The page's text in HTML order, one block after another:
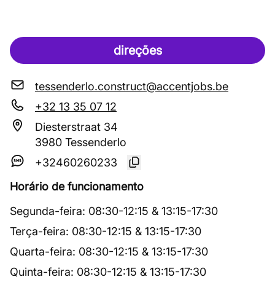
direções
tessenderlo.construct@accentjobs.be
+32 13 35 07 12
Diesterstraat 34
3980 Tessenderlo
+32460260233
Horário de funcionamento
Segunda-feira: 08:30-12:15 & 13:15-17:30
Terça-feira: 08:30-12:15 & 13:15-17:30
Quarta-feira: 08:30-12:15 & 13:15-17:30
Quinta-feira: 08:30-12:15 & 13:15-17:30